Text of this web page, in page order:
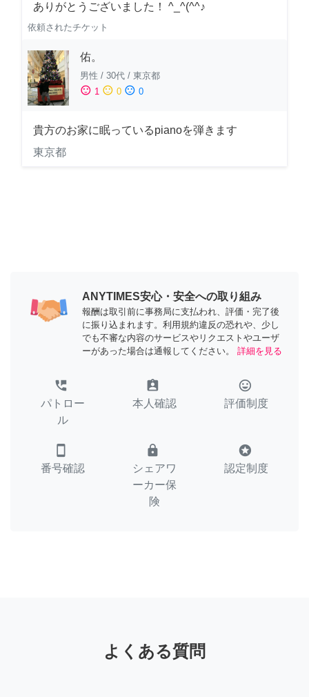
ありがとうございました！ ^_^(^^♪
依頼されたチケット
佑。
男性 / 30代 / 東京都
sentiment_satisfied 1 sentiment_neutral 0 sentiment_dissatisfied 0
貴方のお家に眠っているpianoを弾きます
東京都
ANYTIMES安心・安全への取り組み
報酬は取引前に事務局に支払われ、評価・完了後
に振り込まれます。利用規約違反の恐れや、少し
でも不審な内容のサービスやリクエストやユーザ
ーがあった場合は通報してください。
詳細を見る
perm_phone_msg
パトロー
ル
assignment_ind
本人確認
tag_faces
評価制度
smartphone
番号確認
lock
シェアワ
ーカー保
険
stars
認定制度
よくある質問